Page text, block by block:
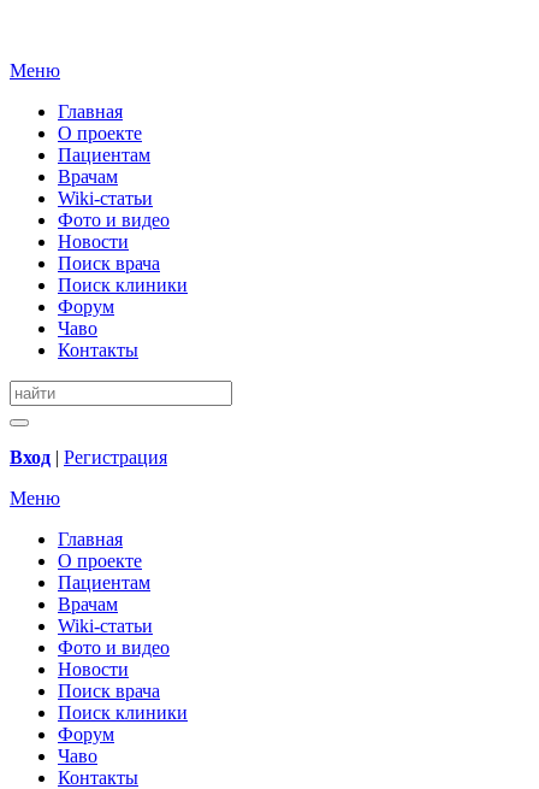
Меню
Главная
О проекте
Пациентам
Врачам
Wiki-статьи
Фото и видео
Новости
Поиск врача
Поиск клиники
Форум
Чаво
Контакты
Вход | Регистрация
Меню
Главная
О проекте
Пациентам
Врачам
Wiki-статьи
Фото и видео
Новости
Поиск врача
Поиск клиники
Форум
Чаво
Контакты